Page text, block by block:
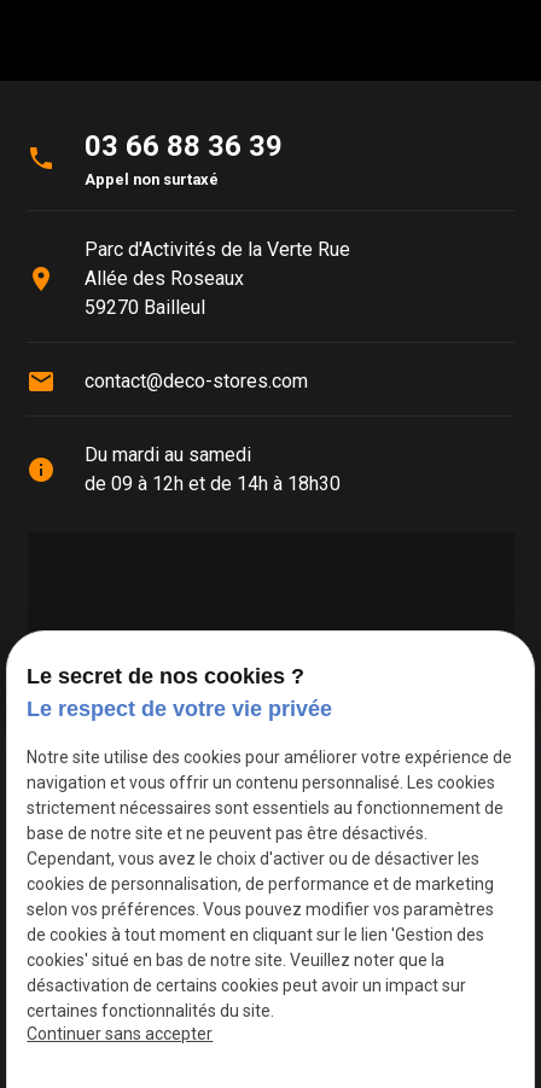
phone 03 66 88 36 39
Appel non surtaxé
place
Parc d'Activités de la Verte Rue
Allée des Roseaux
59270 Bailleul
mail contact@deco-stores.com
info
Du mardi au samedi
de 09 à 12h et de 14h à 18h30
Google Maps Search API est désactivé.
Le secret de nos cookies ?
Le respect de votre vie privée
Notre site utilise des cookies pour améliorer votre expérience de
navigation et vous offrir un contenu personnalisé. Les cookies
strictement nécessaires sont essentiels au fonctionnement de
base de notre site et ne peuvent pas être désactivés.
Cependant, vous avez le choix d'activer ou de désactiver les
cookies de personnalisation, de performance et de marketing
selon vos préférences. Vous pouvez modifier vos paramètres
de cookies à tout moment en cliquant sur le lien 'Gestion des
cookies' situé en bas de notre site. Veuillez noter que la
désactivation de certains cookies peut avoir un impact sur
certaines fonctionnalités du site.
Continuer sans accepter